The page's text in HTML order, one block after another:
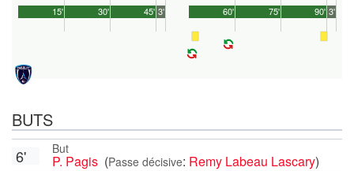
45'
15' 30' 3' 90'
60' 75' 3'
BUTS
But
P. Pagis (Passe décisive: Remy Labeau Lascary)
6'